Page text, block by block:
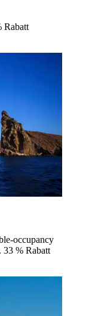
Rabatt
occupancy
33 % Rabatt